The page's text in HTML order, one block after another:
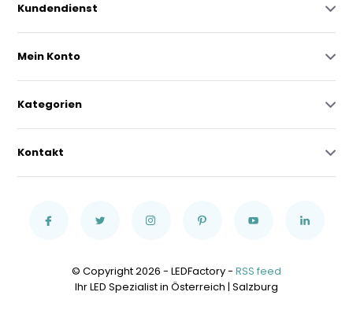
Kundendienst
Mein Konto
Kategorien
Kontakt
© Copyright 2026 - LEDFactory - RSS feed
Ihr LED Spezialist in Österreich | Salzburg